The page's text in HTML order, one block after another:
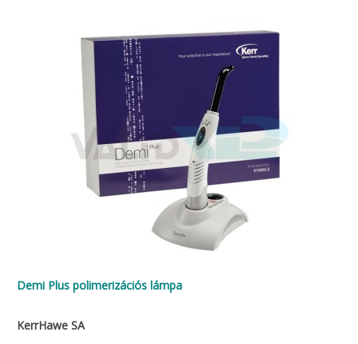
Demi Plus polimerizációs lámpa
KerrHawe SA